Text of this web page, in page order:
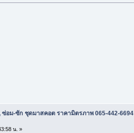
อม-ซัก ชุดมาสคอต ราคามิตรภาพ 065-442-6694
น. »